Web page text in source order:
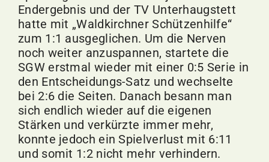
Endergebnis und der TV Unterhaugstett
hatte mit „Waldkirchner Schützenhilfe“
zum 1:1 ausgeglichen. Um die Nerven
noch weiter anzuspannen, startete die
SGW erstmal wieder mit einer 0:5 Serie in
den Entscheidungs-Satz und wechselte
bei 2:6 die Seiten. Danach besann man
sich endlich wieder auf die eigenen
Stärken und verkürzte immer mehr,
konnte jedoch ein Spielverlust mit 6:11
und somit 1:2 nicht mehr verhindern.